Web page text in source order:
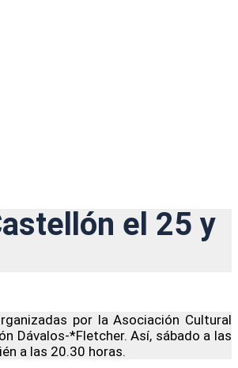
el 25 y
por la Asociación Cultural
Dávalos-*Fletcher. Así, sábado a las
a las 20.30 horas.